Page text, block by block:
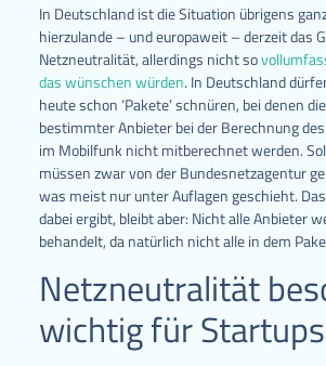
In Deutschland ist die Situation übrigens
hierzulande – und europaweit – derzeit das
Netzneutralität, allerdings nicht so
das wünschen würden. In Deutschland
heute schon ‘Pakete’ schnüren, bei denen
bestimmter Anbieter bei der Berechnung
im Mobilfunk nicht mitberechnet werden.
müssen zwar von der Bundesnetzagentur
was meist nur unter Auflagen geschieht.
dabei ergibt, bleibt aber: Nicht alle Anbieter
behandelt, da natürlich nicht alle in dem
Netzneutralität
wichtig für Startups